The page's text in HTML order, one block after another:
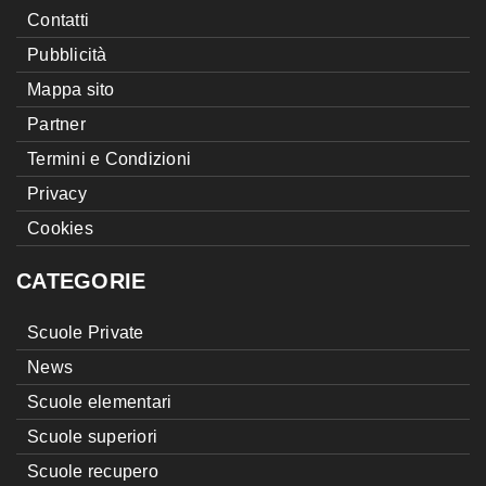
Contatti
Pubblicità
Mappa sito
Partner
Termini e Condizioni
Privacy
Cookies
CATEGORIE
Scuole Private
News
Scuole elementari
Scuole superiori
Scuole recupero